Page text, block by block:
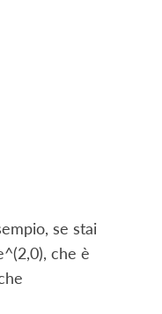
se stai
che è